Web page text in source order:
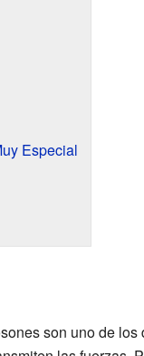
Especial
son uno de